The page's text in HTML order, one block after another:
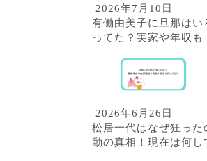
2026年7月10日
有働由美子に旦那は
ってた？実家や年収も
2026年6月26日
松居一代はなぜ狂っ
動の真相！現在は何し